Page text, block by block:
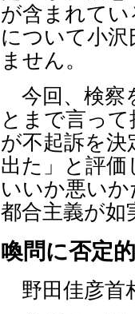
が含まれて
について小
ません。
今回、検察
とまで言っ
が不起訴を決
出た」と評
いいか悪い
都合主義が如
喚問に否定的
野田佳彦首